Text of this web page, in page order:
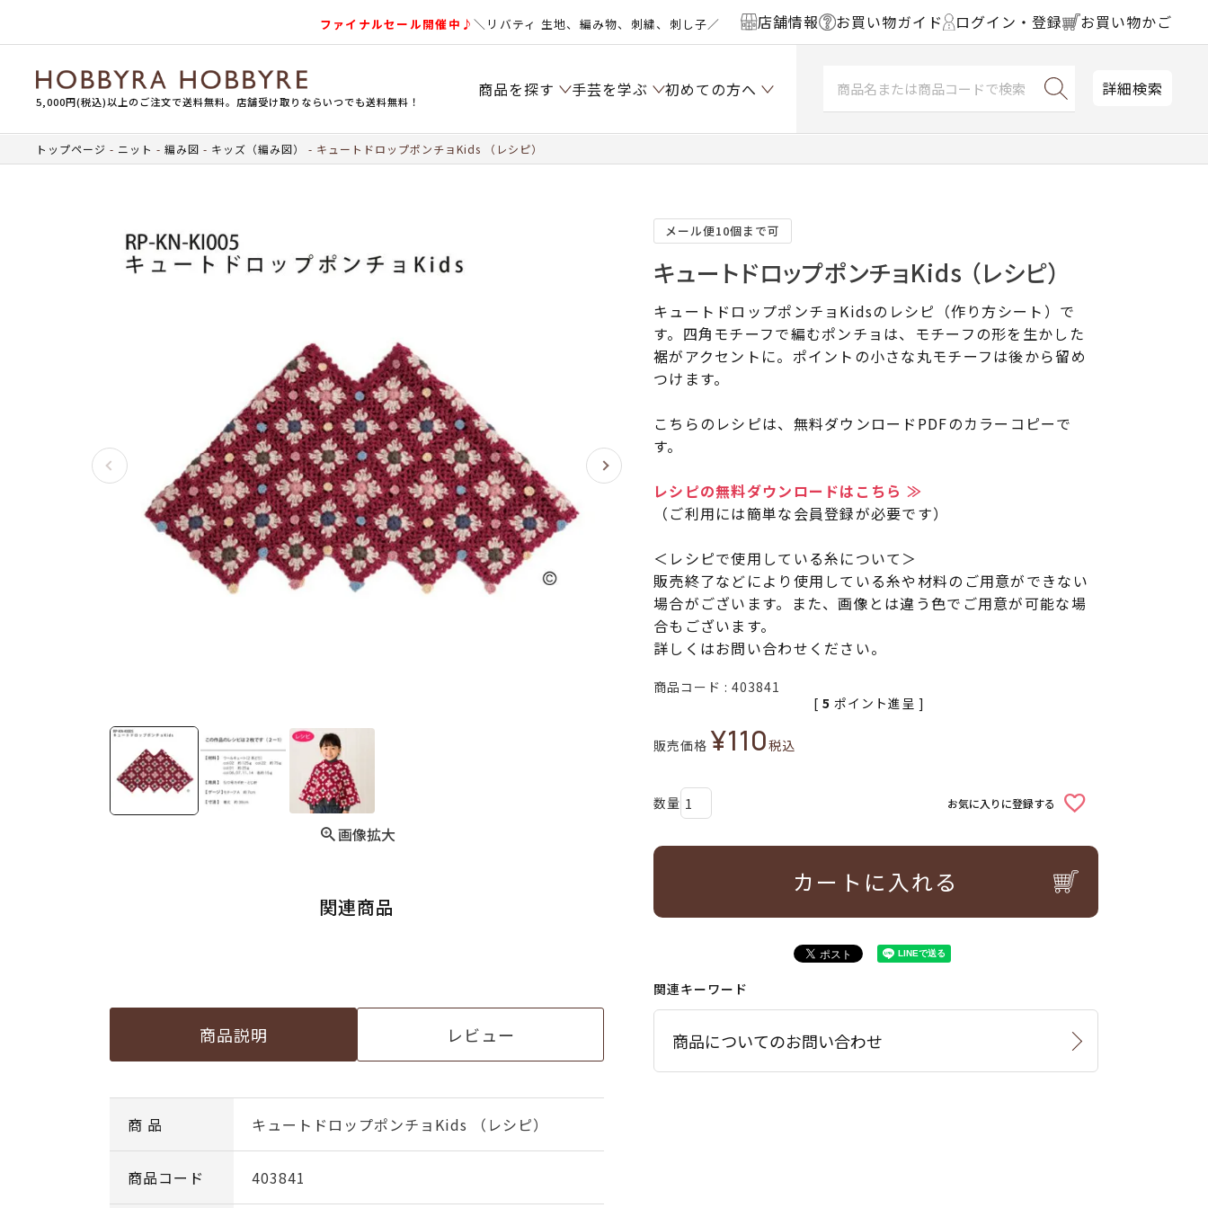
ファイナルセール開催中♪＼リバティ 生地、編み物、刺繍、刺し子／ 店舗情報 お買い物ガイド ログイン・登録 お買い物かご
5,000円(税込)以上のご注文で送料無料。店舗受け取りならいつでも送料無料！
商品を探す 手芸を学ぶ 初めての方へ 詳細検索
トップページ ニット 編み図 キッズ（編み図） キュートドロップポンチョKids （レシピ）
画像拡大
関連商品
商品説明 レビュー
商 品 キュートドロップポンチョKids （レシピ）
商品コード 403841
メール便10個まで可
キュートドロップポンチョKids （レシピ）
キュートドロップポンチョKidsのレシピ（作り方シート）で
す。四角モチーフで編むポンチョは、モチーフの形を生かした
裾がアクセントに。ポイントの小さな丸モチーフは後から留め
つけます。
こちらのレシピは、無料ダウンロードPDFのカラーコピーで
す。
レシピの無料ダウンロードはこちら ≫
（ご利用には簡単な会員登録が必要です）
＜レシピで使用している糸について＞
販売終了などにより使用している糸や材料のご用意ができない
場合がございます。また、画像とは違う色でご用意が可能な場
合もございます。
詳しくはお問い合わせください。
商品コード 403841
販売価格 ¥110税込
[ 5 ポイント進呈 ]
お気に入りに登録する
カートに入れる
関連キーワード
商品についてのお問い合わせ